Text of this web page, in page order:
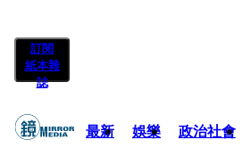
訂閱
紙本雜
誌
最新 娛樂 政治社會
快訊